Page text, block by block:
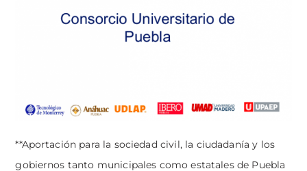
**Aportación para la sociedad civil, la ciudadanía y los
gobiernos tanto municipales como estatales de Puebla